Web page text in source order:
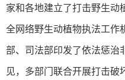
家和各地建立了打击野生动
全网络野生动植物执法工作
部、司法部印发了依法惩治
见，多部门联合开展打击破